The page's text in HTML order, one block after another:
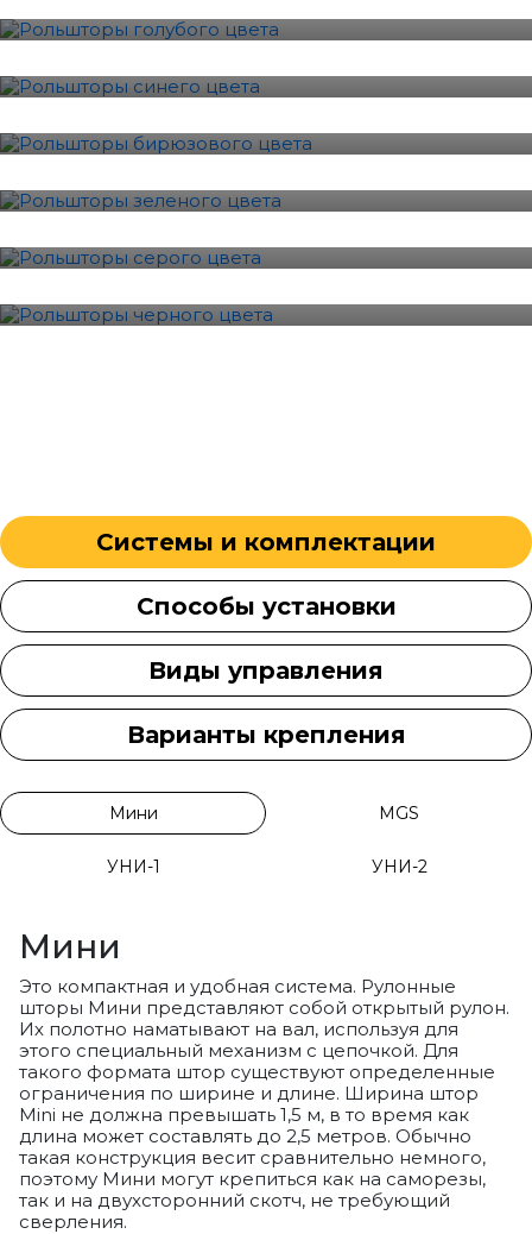
Синий
Бирюзовый
Зеленый
Серый
Черный
Системы и комплектации
Способы установки
Виды управления
Варианты крепления
Мини MGS
УНИ-1 УНИ-2
Мини
Это компактная и удобная система. Рулонные
шторы Мини представляют собой открытый рулон.
Их полотно наматывают на вал, используя для
этого специальный механизм с цепочкой. Для
такого формата штор существуют определенные
ограничения по ширине и длине. Ширина штор
Mini не должна превышать 1,5 м, в то время как
длина может составлять до 2,5 метров. Обычно
такая конструкция весит сравнительно немного,
поэтому Мини могут крепиться как на саморезы,
так и на двухсторонний скотч, не требующий
сверления.